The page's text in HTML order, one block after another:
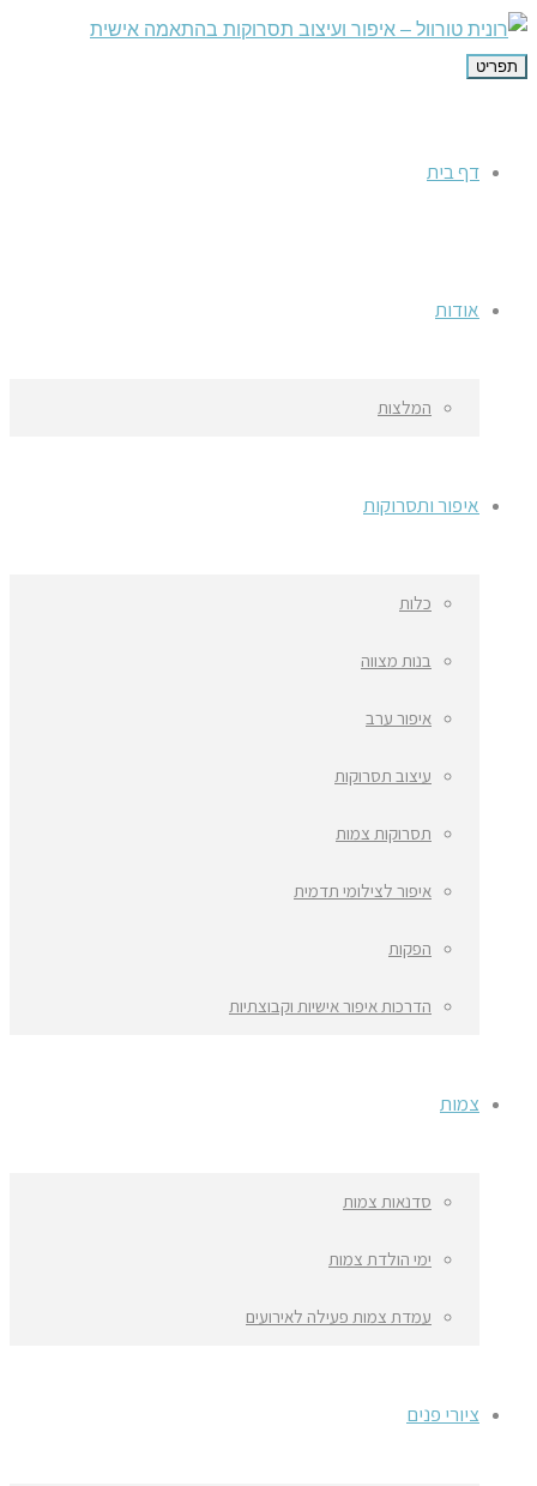
תפריט
דף בית
אודות
המלצות
איפור ותסרוקות
כלות
בנות מצווה
איפור ערב
עיצוב תסרוקות
תסרוקות צמות
איפור לצילומי תדמית
הפקות
הדרכות איפור אישיות וקבוצתיות
צמות
סדנאות צמות
ימי הולדת צמות
עמדת צמות פעילה לאירועים
ציורי פנים